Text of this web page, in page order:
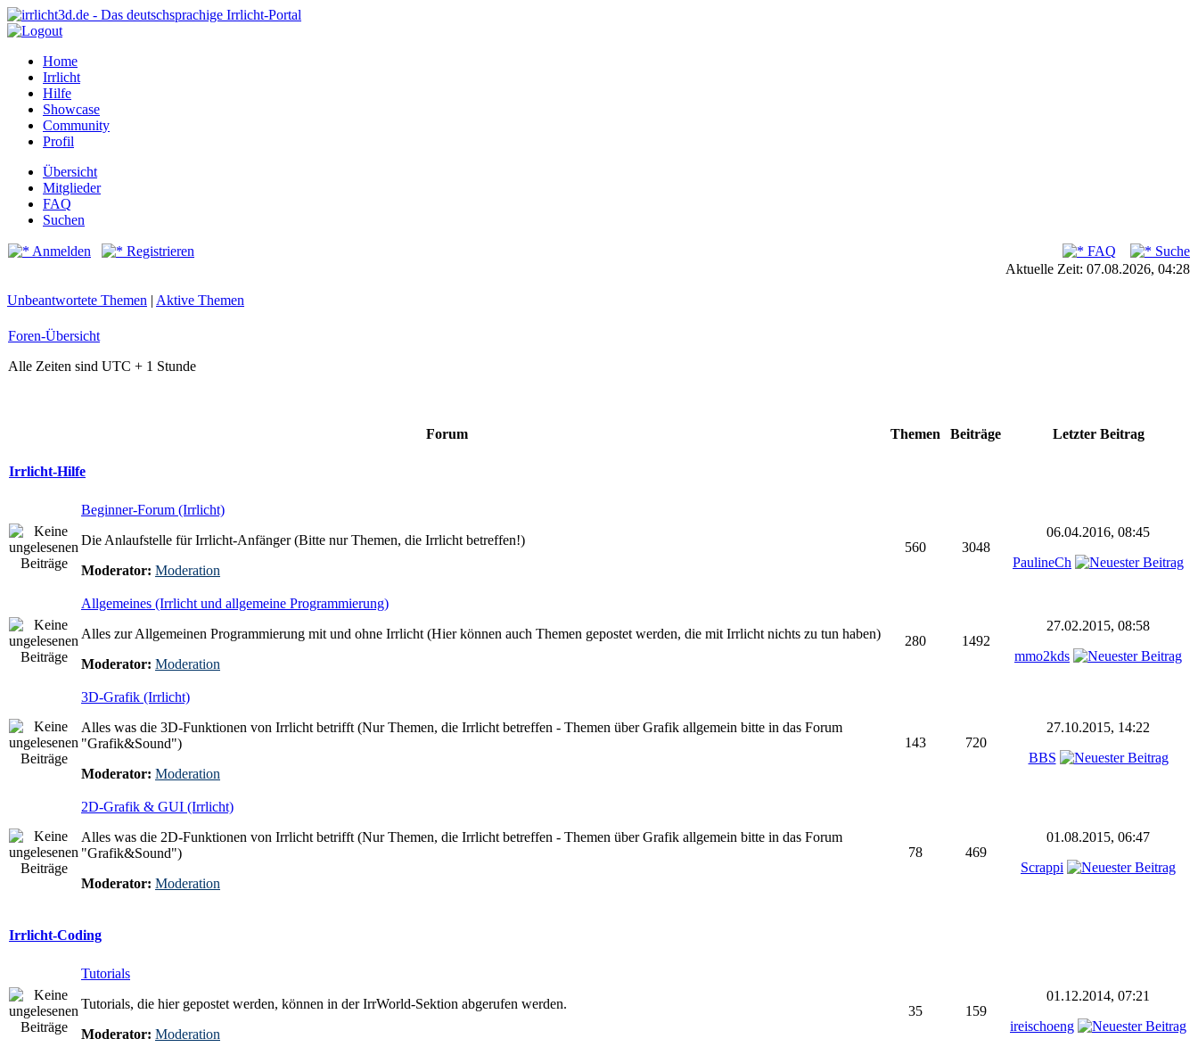
Home
Irrlicht
Hilfe
Showcase
Community
Profil
Übersicht
Mitglieder
FAQ
Suchen
Anmelden Registrieren FAQ
Suche
Aktuelle Zeit: 07.08.2026, 04:28
Unbeantwortete Themen | Aktive Themen
Foren-Übersicht
Alle Zeiten sind UTC + 1 Stunde
Forum Themen Beiträge Letzter Beitrag
Irrlicht-Hilfe
Beginner-Forum (Irrlicht)
Die Anlaufstelle für Irrlicht-Anfänger (Bitte nur Themen, die Irrlicht betreffen!)
Moderator: Moderation
560 3048
06.04.2016, 08:45
PaulineCh
Allgemeines (Irrlicht und allgemeine Programmierung)
Alles zur Allgemeinen Programmierung mit und ohne Irrlicht (Hier können auch Themen gepostet werden, die mit Irrlicht nichts zu tun haben)
Moderator: Moderation
280 1492
27.02.2015, 08:58
mmo2kds
3D-Grafik (Irrlicht)
Alles was die 3D-Funktionen von Irrlicht betrifft (Nur Themen, die Irrlicht betreffen - Themen über Grafik allgemein bitte in das Forum
"Grafik&Sound")
Moderator: Moderation
143 720
27.10.2015, 14:22
BBS
2D-Grafik & GUI (Irrlicht)
Alles was die 2D-Funktionen von Irrlicht betrifft (Nur Themen, die Irrlicht betreffen - Themen über Grafik allgemein bitte in das Forum
"Grafik&Sound")
Moderator: Moderation
78 469
01.08.2015, 06:47
Scrappi
Irrlicht-Coding
Tutorials
Tutorials, die hier gepostet werden, können in der IrrWorld-Sektion abgerufen werden.
Moderator: Moderation
35 159
01.12.2014, 07:21
ireischoeng